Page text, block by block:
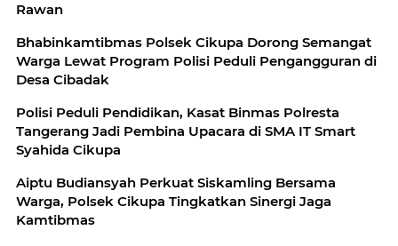
Rawan
Bhabinkamtibmas Polsek Cikupa Dorong Semangat
Warga Lewat Program Polisi Peduli Pengangguran di
Desa Cibadak
Polisi Peduli Pendidikan, Kasat Binmas Polresta
Tangerang Jadi Pembina Upacara di SMA IT Smart
Syahida Cikupa
Aiptu Budiansyah Perkuat Siskamling Bersama
Warga, Polsek Cikupa Tingkatkan Sinergi Jaga
Kamtibmas